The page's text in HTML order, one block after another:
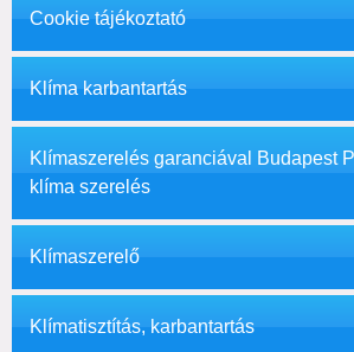
Cookie tájékoztató
Klíma karbantartás
Klímaszerelés garanciával Budapest
klíma szerelés
Klímaszerelő
Klímatisztítás, karbantartás